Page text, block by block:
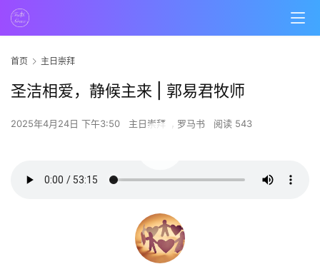
首页 主日崇拜
圣洁相爱，静候主来 | 郭易君牧师
2025年4月24日 下午3:50 主日崇拜 , 罗马书 阅读 543